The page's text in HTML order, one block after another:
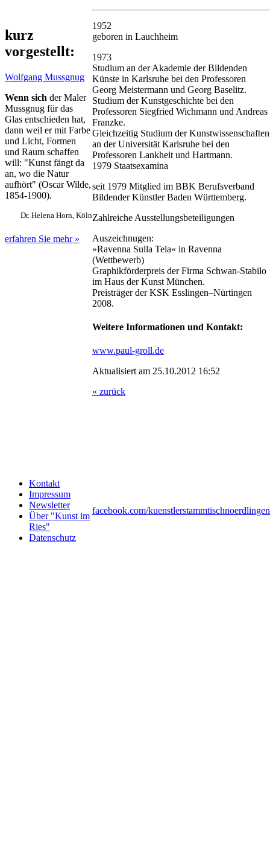
kurz
vorgestellt:
Wolfgang Mussgnug
Wenn sich der Maler
Mussgnug für das
Glas entschieden hat,
dann weil er mit Farbe
und Licht, Formen
und Raum schaffen
will: "Kunst fängt da
an, wo die Natur
aufhört" (Oscar Wilde,
1854-1900).
Dr. Helena Horn, Köln
erfahren Sie mehr »
1952
geboren in Lauchheim
1973
Studium an der Akademie der Bildenden
Künste in Karlsruhe bei den Professoren
Georg Meistermann und Georg Baselitz.
Studium der Kunstgeschichte bei den
Professoren Siegfried Wichmann und Andreas
Franzke.
Gleichzeitig Studium der Kunstwissenschaften
an der Universität Karlsruhe bei den
Professoren Lankheit und Hartmann.
1979 Staatsexamina
seit 1979 Mitglied im BBK Berufsverband
Bildender Künstler Baden Württemberg.
Zahlreiche Ausstellungsbeteiligungen
Auszeichnugen:
»Ravenna Sulla Tela« in Ravenna
(Wettbewerb)
Graphikförderpreis der Firma Schwan-Stabilo
im Haus der Kunst München.
Preisträger der KSK Esslingen–Nürtingen
2008.
Weitere Informationen und Kontakt:
www.paul-groll.de
Aktualisiert am 25.10.2012 16:52
« zurück
Kontakt
Impressum
Newsletter
Über "Kunst im
Ries"
Datenschutz
facebook.com/kuenstlerstammtischnoerdlingen